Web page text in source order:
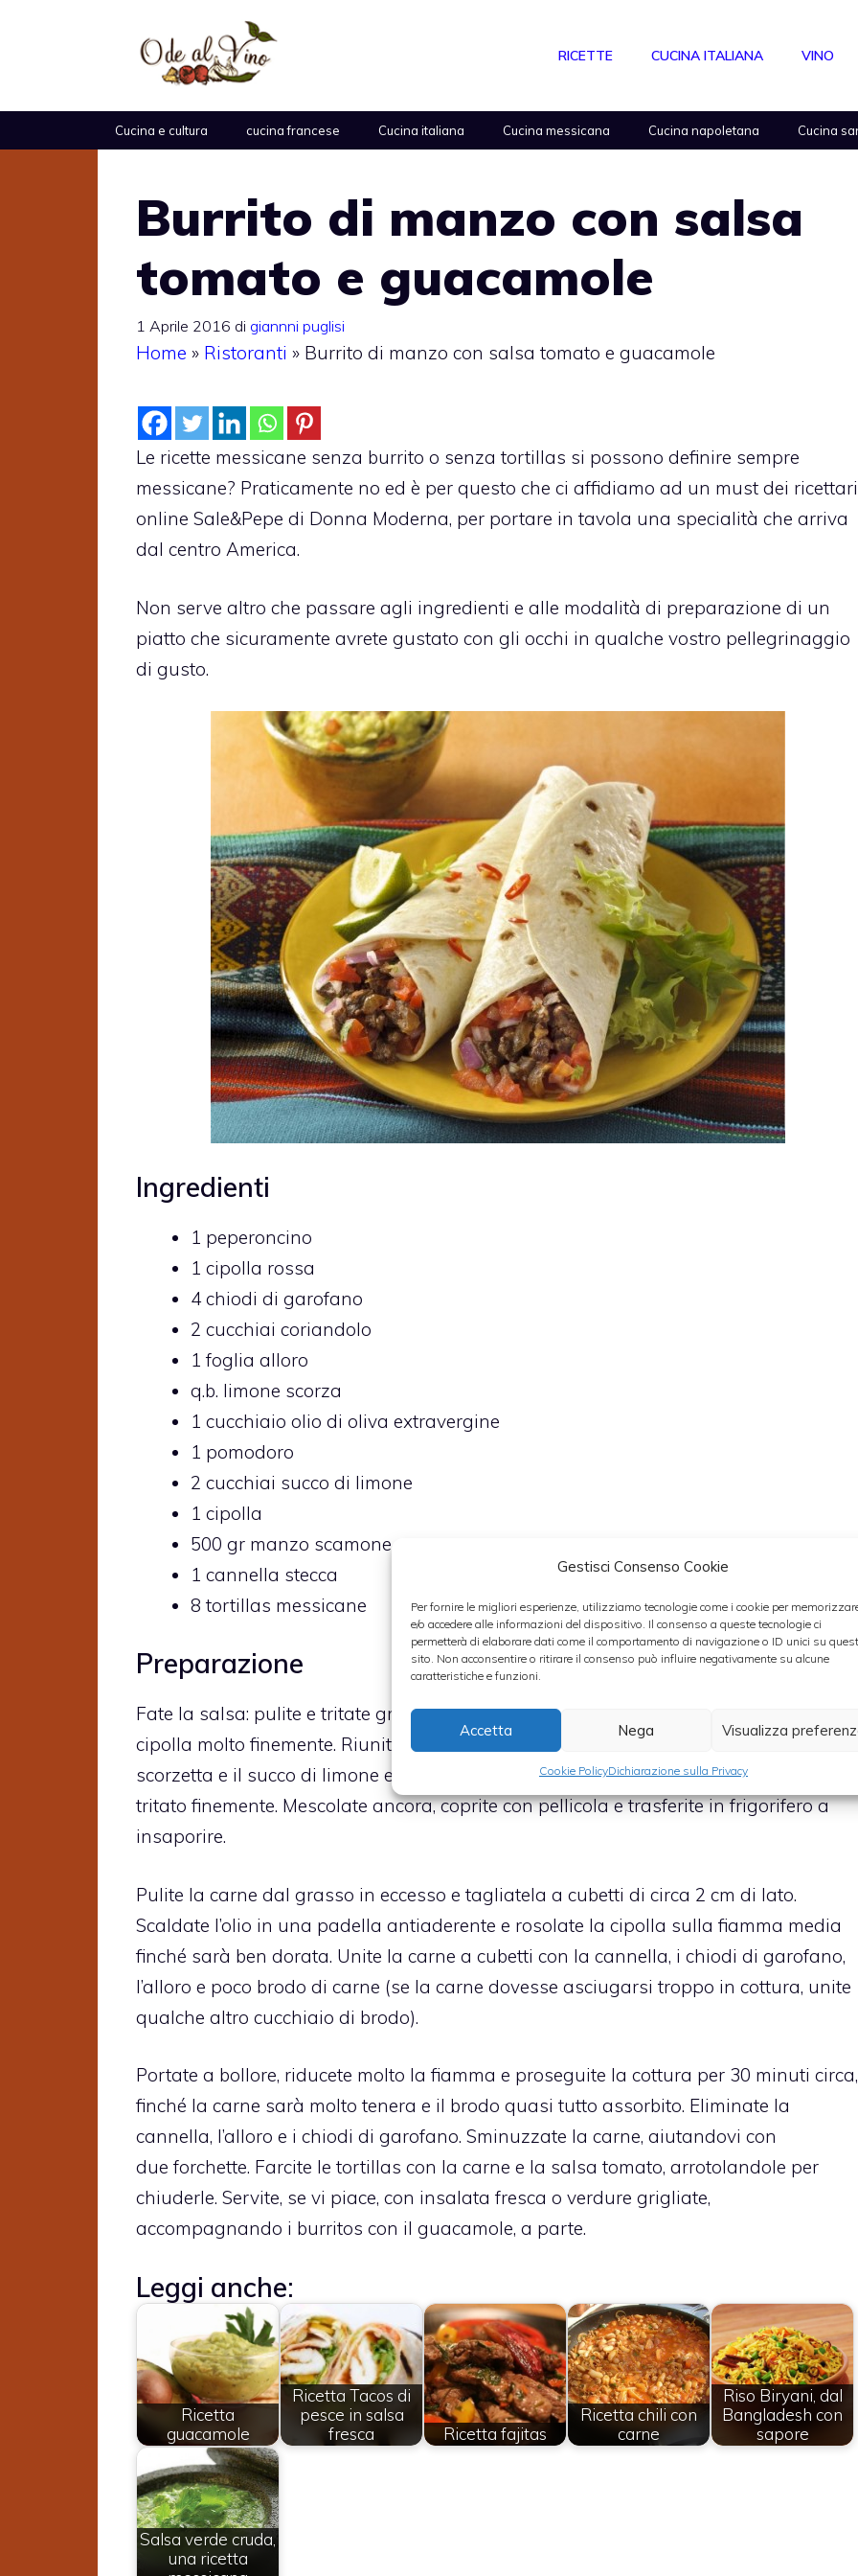
Gestisci Consenso Cookie
Per fornire le migliori esperienze, utilizziamo tecnologie come i cookie per
e/o accedere alle informazioni del dispositivo. Il consenso a queste tecnologie ci
permetterà di elaborare dati come il comportamento di navigazione o ID unici su
sito. Non acconsentire o ritirare il consenso può influire negativamente su alcune
caratteristiche e funzioni.
Accetta Nega Visualizza
Cookie PolicyDichiarazione sulla Privacy
RICETTE CUCINA ITALIANA VINO
Cucina e cultura cucina francese Cucina italiana Cucina messicana Cucina napoletana Cucina
Burrito di manzo con salsa
tomato e guacamole
1 Aprile 2016 di giannni puglisi
Home » Ristoranti » Burrito di manzo con salsa tomato e guacamole
Le ricette messicane senza burrito o senza tortillas si possono definire sempre
messicane? Praticamente no ed è per questo che ci affidiamo ad un must dei ricettari
online Sale&Pepe di Donna Moderna, per portare in tavola una specialità che arriva
dal centro America.
Non serve altro che passare agli ingredienti e alle modalità di preparazione di un
piatto che sicuramente avrete gustato con gli occhi in qualche vostro pellegrinaggio
di gusto.
Ingredienti
1 peperoncino
1 cipolla rossa
4 chiodi di garofano
2 cucchiai coriandolo
1 foglia alloro
q.b. limone scorza
1 cucchiaio olio di oliva extravergine
1 pomodoro
2 cucchiai succo di limone
1 cipolla
500 gr manzo scamone
1 cannella stecca
8 tortillas messicane
Preparazione
Fate la salsa: pulite e tritate grossolanamente il pomodoro; sbucciate e affettate la
cipolla molto finemente. Riuniteli in una ciotola con il coriandolo (o prezzemolo), la
scorzetta e il succo di limone e, se vi piace il gusto piccante, il peperoncino, pulito e
tritato finemente. Mescolate ancora, coprite con pellicola e trasferite in frigorifero a
insaporire.
Pulite la carne dal grasso in eccesso e tagliatela a cubetti di circa 2 cm di lato.
Scaldate l’olio in una padella antiaderente e rosolate la cipolla sulla fiamma media
finché sarà ben dorata. Unite la carne a cubetti con la cannella, i chiodi di garofano,
l’alloro e poco brodo di carne (se la carne dovesse asciugarsi troppo in cottura, unite
qualche altro cucchiaio di brodo).
Portate a bollore, riducete molto la fiamma e proseguite la cottura per 30 minuti circa,
finché la carne sarà molto tenera e il brodo quasi tutto assorbito. Eliminate la
cannella, l’alloro e i chiodi di garofano. Sminuzzate la carne, aiutandovi con
due forchette. Farcite le tortillas con la carne e la salsa tomato, arrotolandole per
chiuderle. Servite, se vi piace, con insalata fresca o verdure grigliate,
accompagnando i burritos con il guacamole, a parte.
Leggi anche:
Ricetta
guacamole
Ricetta Tacos di
pesce in salsa
fresca
Ricetta fajitas
Ricetta chili con
carne
Riso Biryani, dal
Bangladesh con
sapore
Salsa verde cruda,
una ricetta